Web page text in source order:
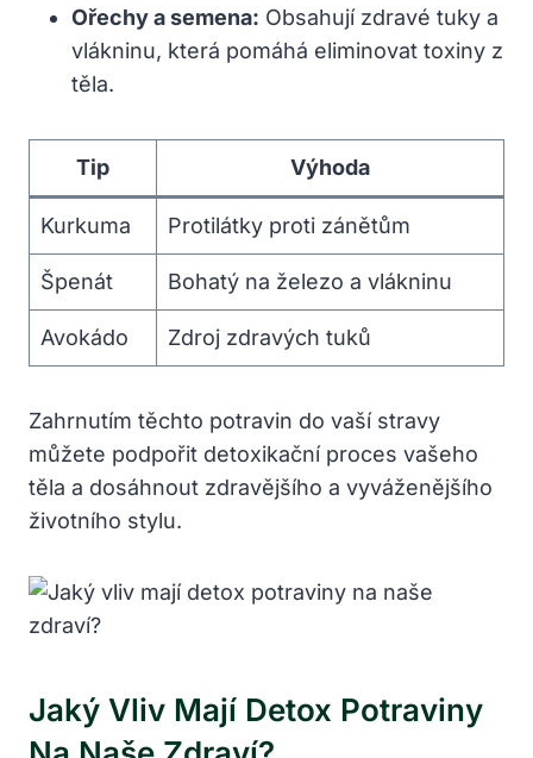
Ořechy a semena: Obsahují zdravé tuky a
vlákninu, která pomáhá eliminovat toxiny z
těla.
Tip Výhoda
Kurkuma Protilátky proti zánětům
Špenát Bohatý na železo a vlákninu
Avokádo Zdroj zdravých tuků
Zahrnutím těchto potravin do vaší stravy
můžete podpořit detoxikační proces vašeho
těla a dosáhnout zdravějšího a vyváženějšího
životního stylu.
Jaký Vliv Mají Detox Potraviny